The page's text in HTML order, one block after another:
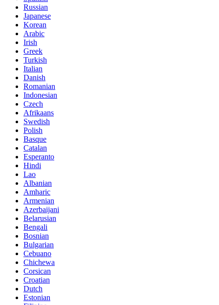
Russian
Japanese
Korean
Arabic
Irish
Greek
Turkish
Italian
Danish
Romanian
Indonesian
Czech
Afrikaans
Swedish
Polish
Basque
Catalan
Esperanto
Hindi
Lao
Albanian
Amharic
Armenian
Azerbaijani
Belarusian
Bengali
Bosnian
Bulgarian
Cebuano
Chichewa
Corsican
Croatian
Dutch
Estonian